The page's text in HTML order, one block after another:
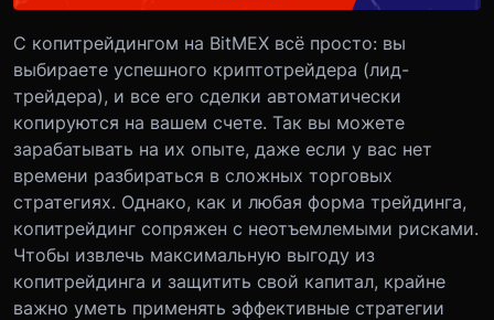
С копитрейдингом на BitMEX всё просто: вы
выбираете успешного криптотрейдера (лид-
трейдера), и все его сделки автоматически
копируются на вашем счете. Так вы можете
зарабатывать на их опыте, даже если у вас нет
времени разбираться в сложных торговых
стратегиях. Однако, как и любая форма трейдинга,
копитрейдинг сопряжен с неотъемлемыми рисками.
Чтобы извлечь максимальную выгоду из
копитрейдинга и защитить свой капитал, крайне
важно уметь применять эффективные стратегии